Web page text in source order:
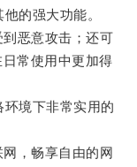
的强大功能。
恶意攻击；还可
常使用中更加得
境下非常实用的
，畅享自由的网